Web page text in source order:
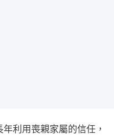
利用喪親家屬的信任，